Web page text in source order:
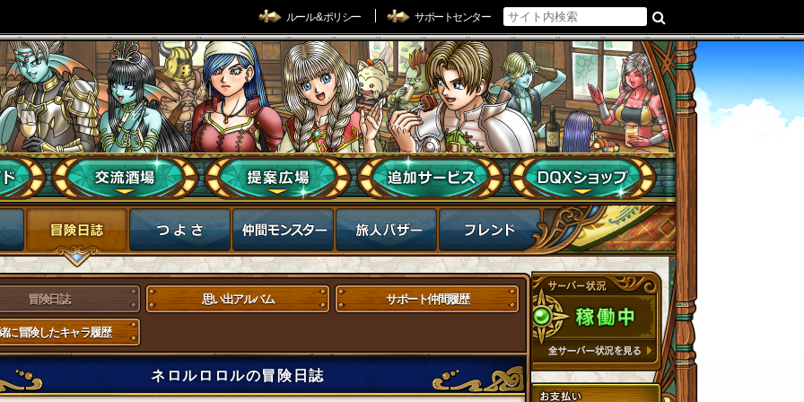
ルール & ポリシー サポートセンター
冒険日誌 思い出アルバム サポート仲間履歴
に冒険したキャラ履歴
ネロルロロルの冒険日誌